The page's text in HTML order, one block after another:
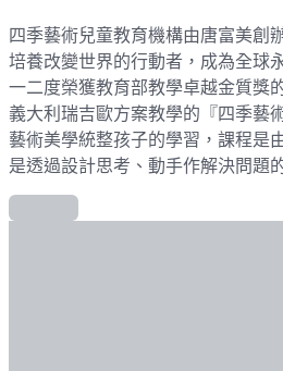
四季藝術兒童教育機構由唐富美創
培養改變世界的行動者，成為全球
一二度榮獲教育部教學卓越金質獎
義大利瑞吉歐方案教學的『四季藝
藝術美學統整孩子的學習，課程是
是透過設計思考、動手作解決問題